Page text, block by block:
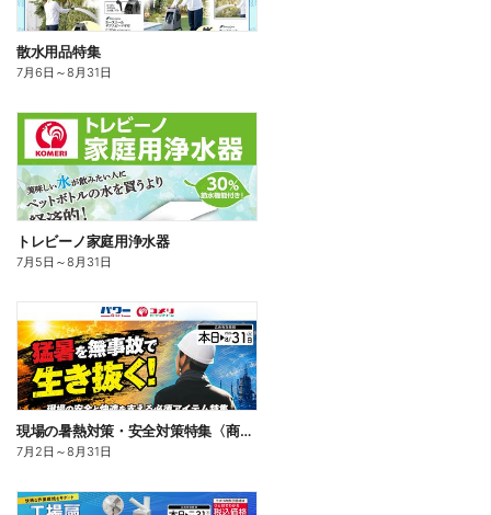
散水用品特集
7月6日 ～8月31日
トレビーノ家庭用浄水器
7月5日 ～8月31日
現場の暑熱対策・安全対策特集〈商品一例〉
7月2日 ～8月31日